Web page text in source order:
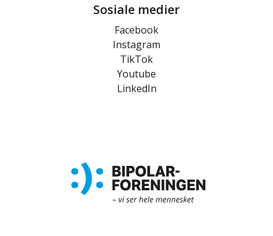
Sosiale medier
Facebook
Instagram
TikTok
Youtube
LinkedIn